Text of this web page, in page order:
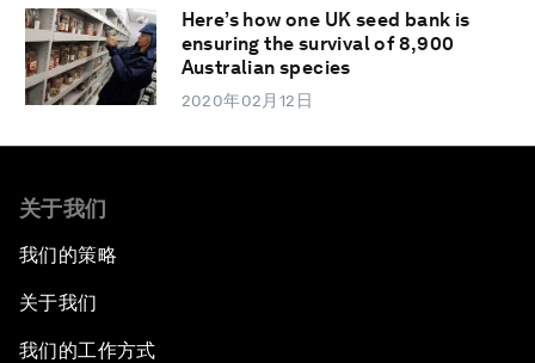
Here’s how one UK seed bank is
ensuring the survival of 8,900
Australian species
2020年02月12日
关于我们
我们的策略
关于我们
我们的工作方式